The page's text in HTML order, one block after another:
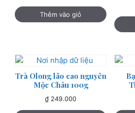
Thêm vào giỏ
Trà Olong lão cao nguyên
Mộc Châu 100g
₫ 249.000